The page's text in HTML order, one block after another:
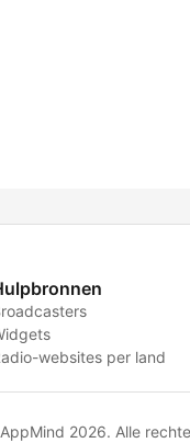
websites per land
2026. Alle